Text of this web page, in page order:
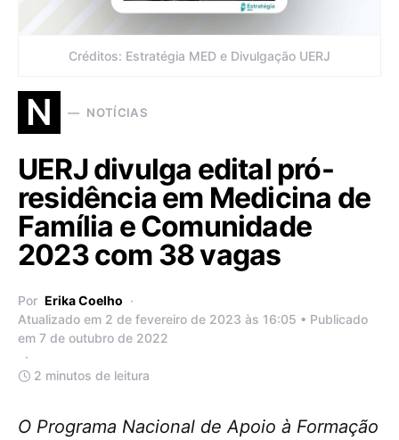
Créditos: Estratégia MED e Divulgação UERJ
N NOTÍCIAS
UERJ divulga edital pró-
residência em Medicina de
Família e Comunidade
2023 com 38 vagas
Por Erika Coelho
Atualizado em 2 de fevereiro de 2023 às 16:05 • Publicado
em 7 de outubro de 2022
2 minutos de leitura
O Programa Nacional de Apoio à Formação